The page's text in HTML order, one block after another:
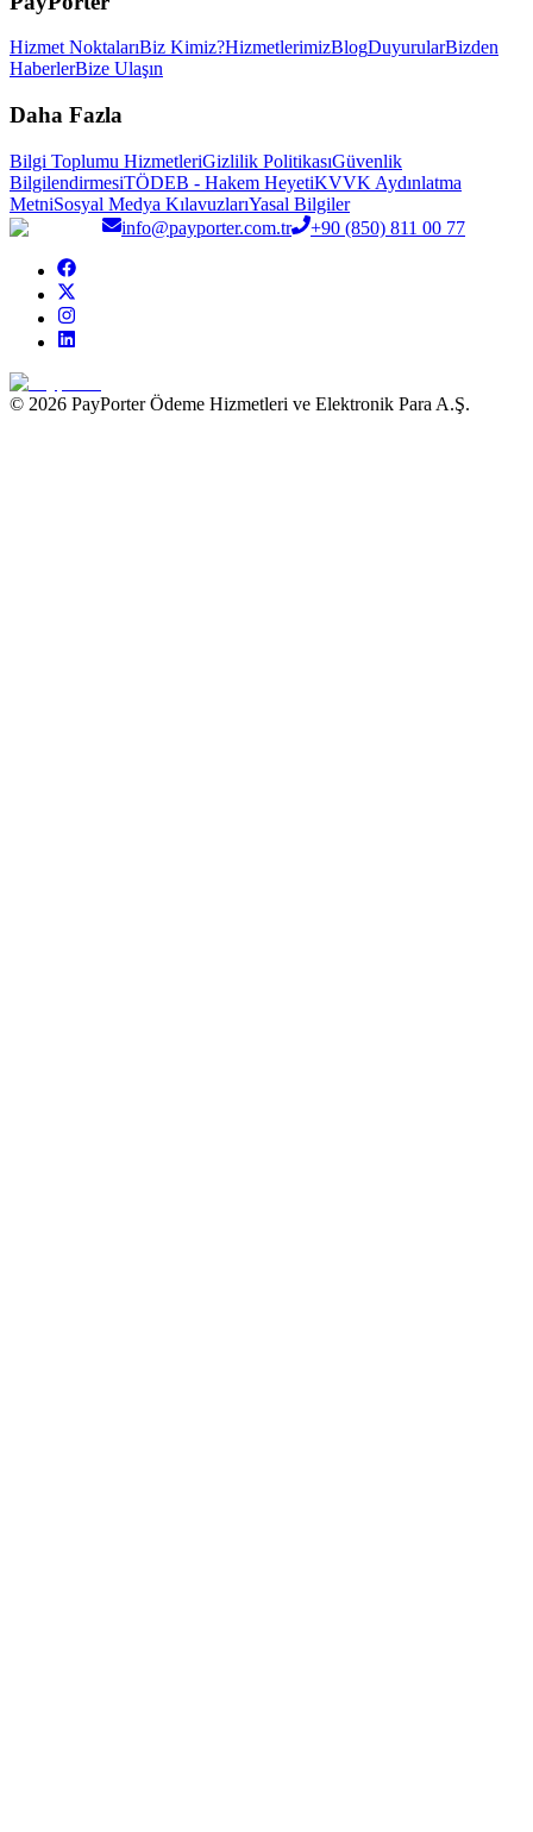
Hizmet NoktalarıBiz Kimiz?HizmetlerimizBlogDuyurularBizden
HaberlerBize Ulaşın
Daha Fazla
Bilgi Toplumu HizmetleriGizlilik PolitikasıGüvenlik
BilgilendirmesiTÖDEB - Hakem HeyetiKVVK Aydınlatma
MetniSosyal Medya KılavuzlarıYasal Bilgiler
info@payporter.com.tr
+90 (850) 811 00 77
© 2026 PayPorter Ödeme Hizmetleri ve Elektronik Para A.Ş.